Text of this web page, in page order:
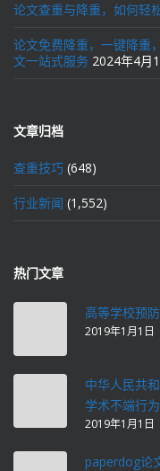
论文查重与降重，如何轻
论文免费降重，一键降重
文一站式服务 2024年4月
文章归档
查重技巧 (648)
行业新闻 (1,552)
热门文章
高等学校预
2019年1月1日
中华人民共
学术不端行
2019年1月1日
paperdog论